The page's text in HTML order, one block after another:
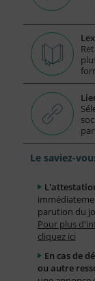
Le saviez-
parution du
Pour plus
cliquez ici
En cas de
ou autre